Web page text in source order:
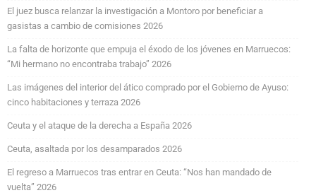
El juez busca relanzar la investigación a Montoro por beneficiar a
gasistas a cambio de comisiones 2026
La falta de horizonte que empuja el éxodo de los jóvenes en Marruecos:
“Mi hermano no encontraba trabajo” 2026
Las imágenes del interior del ático comprado por el Gobierno de Ayuso:
cinco habitaciones y terraza 2026
Ceuta y el ataque de la derecha a España 2026
Ceuta, asaltada por los desamparados 2026
El regreso a Marruecos tras entrar en Ceuta: “Nos han mandado de
vuelta” 2026